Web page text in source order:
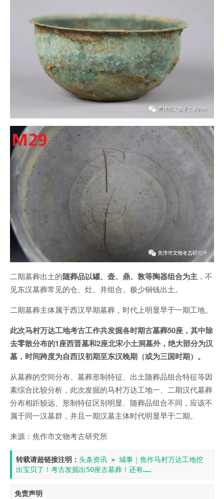
二期墓葬出土的随葬品以罐、壶、鼎、敦等陶器组合为主 ，不
见东汉墓葬常见的仓、灶、井组合。极少铜钱出土。
二期墓葬主体属于西汉早期墓葬，时代上明显早于一期工地。
此次马村万达工地考古工作共发掘各时期古墓葬50座，其中除
去零散分布的1座西晋墓和2座北宋小土洞墓外，绝大部分为汉
墓，时间跨度为自西汉初期至东汉晚期（或为三国时期）。
从墓葬的空间分布、墓葬形制特征、出土随葬品组合特征等因
素综合比较分析，此次发掘的马村万达工地一、二期汉代墓葬
分布相距较远、形制特征区别明显、随葬品组合不同，应该不
属于同一汉墓群，并且一期汉墓主体时代明显早于二期。
来源：焦作市文物考古研究所
转载请超链接注明： 头条资讯 » 城事｜焦作马村万达工地挖
出宝贝了！考古发掘出50座古墓葬！还有……
免责声明